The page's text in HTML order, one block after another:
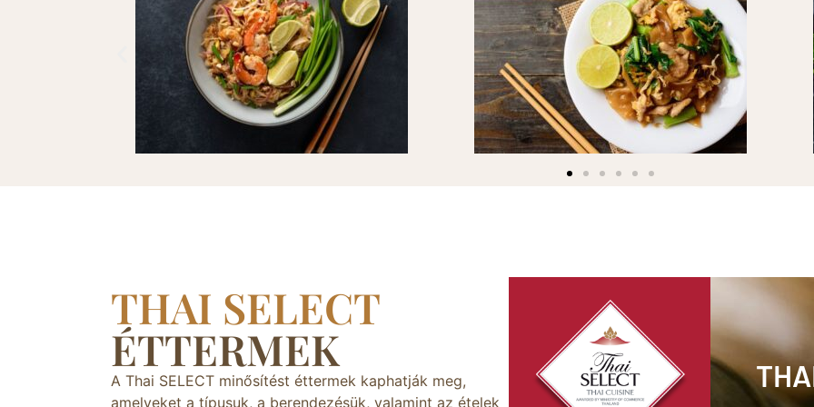
THAI SELECT
ÉTTERMEK
A Thai SELECT minősítést éttermek kaphatják meg,
amelyeket a típusuk, a berendezésük, valamint az ételek
SELECT 3-
ÉTTERMEK
THAI SELECT CASUAL